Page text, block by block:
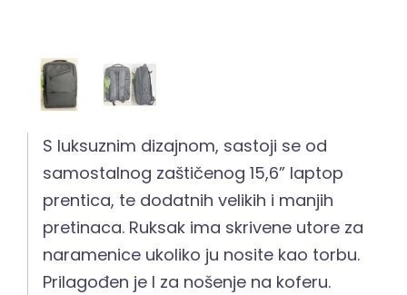
S luksuznim dizajnom, sastoji se od
samostalnog zaštičenog 15,6” laptop
prentica, te dodatnih velikih i manjih
pretinaca. Ruksak ima skrivene utore za
naramenice ukoliko ju nosite kao torbu.
Prilagođen je I za nošenje na koferu.